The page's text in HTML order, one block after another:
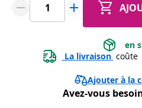
en
La livraison coûte
Ajouter à la
Avez-vous